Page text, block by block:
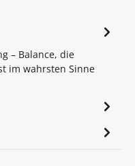
– Balance, die
im wahrsten Sinne